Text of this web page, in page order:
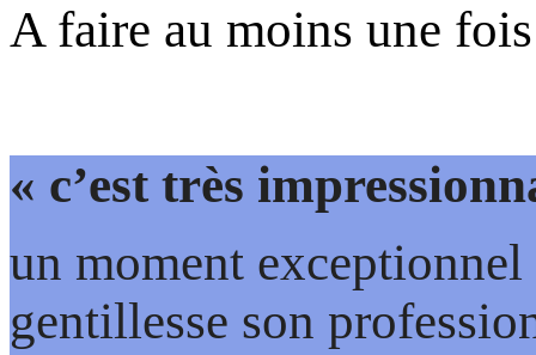
A faire au moins une
« c’est très
un moment
gentillesse son